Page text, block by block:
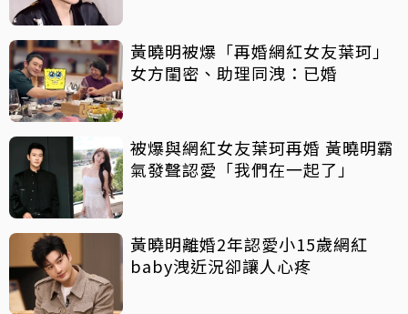
黃曉明被爆「再婚網紅女友葉珂」
女方閨密、助理同洩：已婚
被爆與網紅女友葉珂再婚 黃曉明霸
氣發聲認愛「我們在一起了」
黃曉明離婚2年認愛小15歲網紅
baby洩近況卻讓人心疼